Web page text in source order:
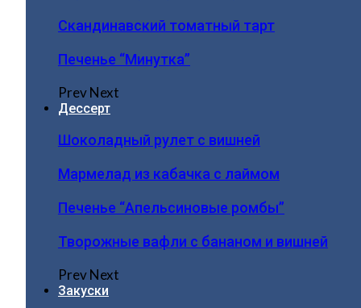
Скандинавский томатный тарт
Печенье “Минутка”
PrevNext
Дессерт
Шоколадный рулет с вишней
Мармелад из кабачка с лаймом
Печенье “Апельсиновые ромбы”
Творожные вафли с бананом и вишней
PrevNext
Закуски